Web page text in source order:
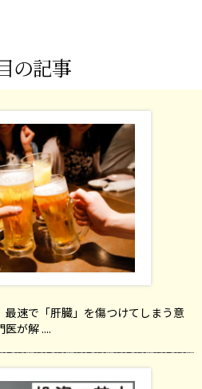
の記事
速で「肝臓」を傷つけてしまう意
が解 ....